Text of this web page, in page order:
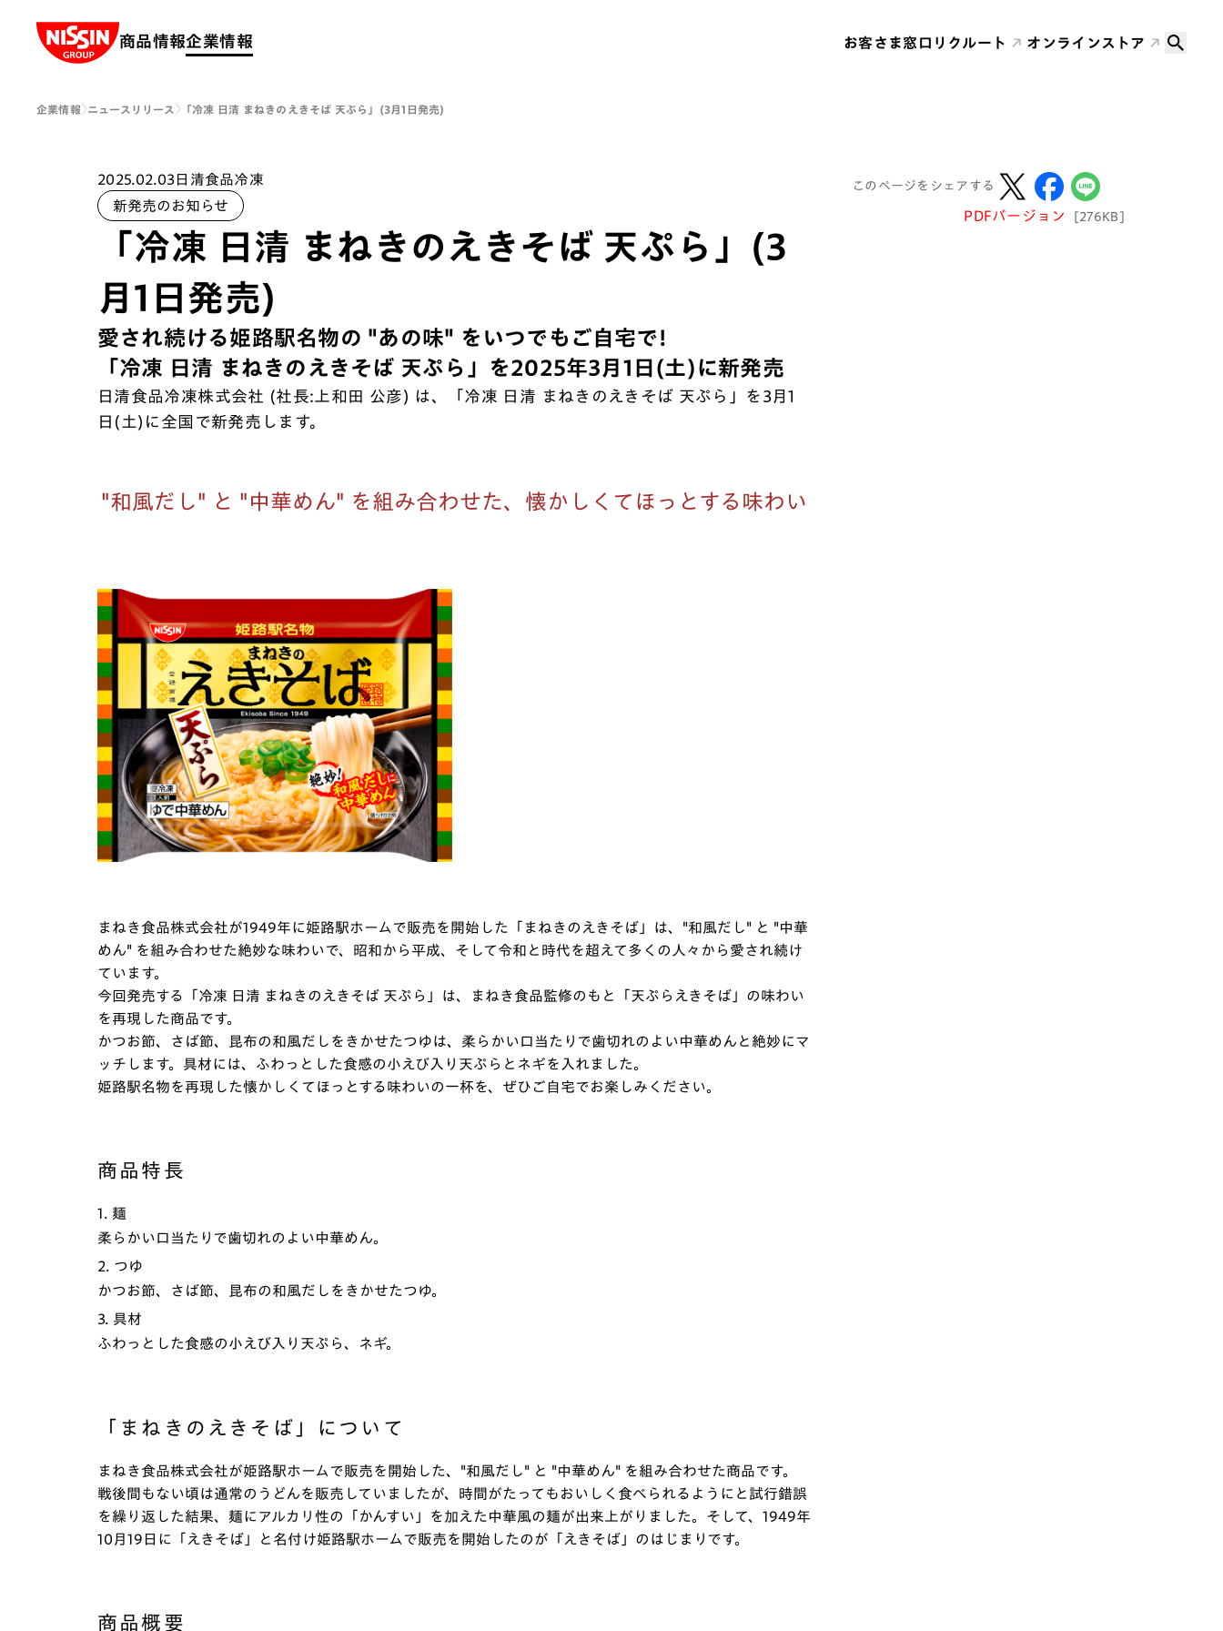
Nissin Group
商品情報企業情報 お客さま窓口 リクルート オンラインストア
企業情報 ニュースリリース 「冷凍 日清 まねきのえきそば 天ぷら」(3月1日発売)
2025.02.03日清食品冷凍
新発売のお知らせ
「冷凍 日清 まねきのえきそば 天ぷら」(3
月1日発売)
愛され続ける姫路駅名物の "あの味" をいつでもご自宅で!
「冷凍 日清 まねきのえきそば 天ぷら」を2025年3月1日(土)に新発売
日清食品冷凍株式会社 (社長:上和田 公彦) は、「冷凍 日清 まねきのえきそば 天ぷら」を3月1
日(土)に全国で新発売します。
"和風だし" と "中華めん" を組み合わせた、懐かしくてほっとする味わい
まねき食品株式会社が1949年に姫路駅ホームで販売を開始した「まねきのえきそば」は、"和風だし" と "中華
めん" を組み合わせた絶妙な味わいで、昭和から平成、そして令和と時代を超えて多くの人々から愛され続け
ています。
今回発売する「冷凍 日清 まねきのえきそば 天ぷら」は、まねき食品監修のもと「天ぷらえきそば」の味わい
を再現した商品です。
かつお節、さば節、昆布の和風だしをきかせたつゆは、柔らかい口当たりで歯切れのよい中華めんと絶妙にマ
ッチします。具材には、ふわっとした食感の小えび入り天ぷらとネギを入れました。
姫路駅名物を再現した懐かしくてほっとする味わいの一杯を、ぜひご自宅でお楽しみください。
商品特長
1. 麺
柔らかい口当たりで歯切れのよい中華めん。
2. つゆ
かつお節、さば節、昆布の和風だしをきかせたつゆ。
3. 具材
ふわっとした食感の小えび入り天ぷら、ネギ。
「まねきのえきそば」について
まねき食品株式会社が姫路駅ホームで販売を開始した、"和風だし" と "中華めん" を組み合わせた商品です。
戦後間もない頃は通常のうどんを販売していましたが、時間がたってもおいしく食べられるようにと試行錯誤
を繰り返した結果、麺にアルカリ性の「かんすい」を加えた中華風の麺が出来上がりました。そして、1949年
10月19日に「えきそば」と名付け姫路駅ホームで販売を開始したのが「えきそば」のはじまりです。
商品概要
このページをシェアする
PDFバージョン [276KB]